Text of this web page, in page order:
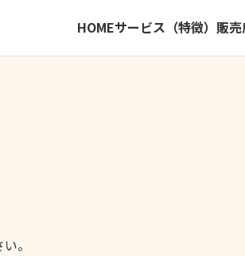
HOMEサービス（特徴） 販
。